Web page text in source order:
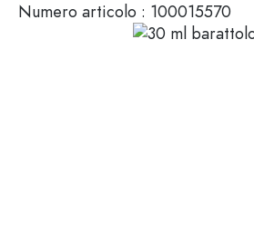
Packaging cosmetici
Numero articolo : 100015570